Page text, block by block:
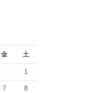
金 土
1
7 8